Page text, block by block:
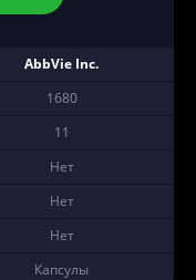
AbbVie Inc.
1680
11
Нет
Нет
Нет
Капсулы